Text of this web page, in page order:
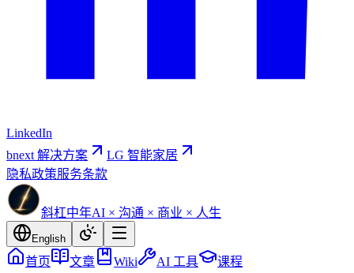
LinkedIn
bnext 解决方案
LG 智能家居
隐私政策服务条款
斜杠中年AI × 沟通 × 商业 × 人生
English
首页 文章 Wiki AI 工具
课程